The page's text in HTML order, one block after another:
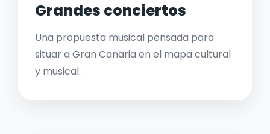
Grandes conciertos
Una propuesta musical pensada para
situar a Gran Canaria en el mapa cultural
y musical.